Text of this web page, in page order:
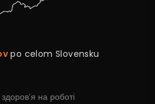
po celom Slovensku
на роботі